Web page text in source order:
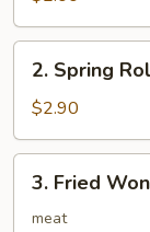
春
卷
Spring
Roll
(2)
上
2. Spring
$2.90
Fried
Wonton
3. Fried
meat